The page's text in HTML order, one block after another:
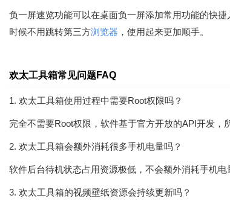
负一屏速览功能可以在桌面负一屏添加常用功能的快
时候不用跳转第三方浏览器 ，使用起来更加顺手。
欢太工具箱常见问题FAQ
1. 欢太工具箱使用过程中需要Root权限吗？
完全不需要Root权限，软件基于官方开放的API开发，
2. 欢太工具箱会额外消耗很多手机电量吗？
软件后台待机状态占用资源极低，不会额外消耗手机
3. 欢太工具箱的视频壁纸资源会持续更新吗？